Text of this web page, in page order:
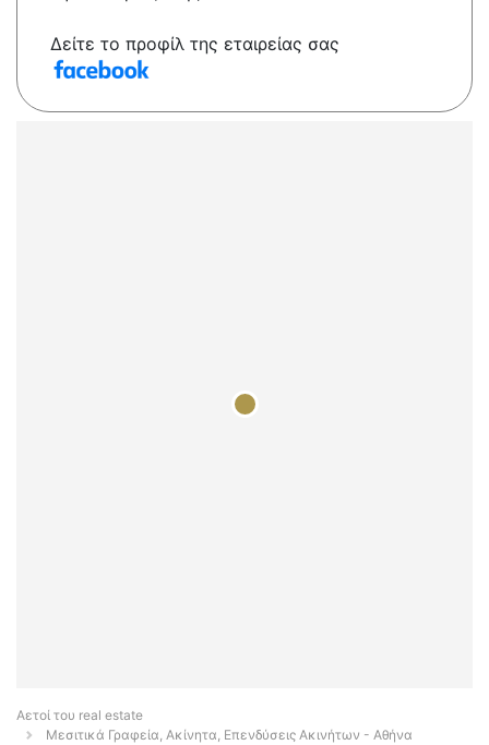
Δείτε το προφίλ της εταιρείας σας
Αετοί του real estate
Μεσιτικά Γραφεία, Ακίνητα, Επενδύσεις Ακινήτων - Αθήνα